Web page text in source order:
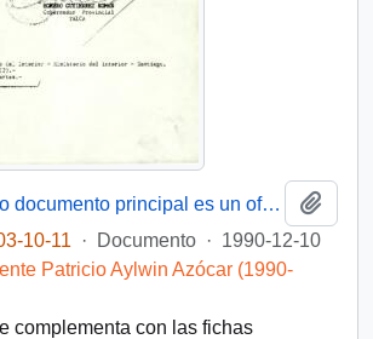
Expediente cuyo documento principal es un oficio del Gobernador Provincial de Talca al Subsecretario del Interior, mediante el cual se remite una carpeta con fichas de postulación de proyectos para su financiamiento por el Ministerio del Interior
10-11
· Documento · 1990-12-10
Patricio Aylwin Azócar (1990-
complementa con las fichas